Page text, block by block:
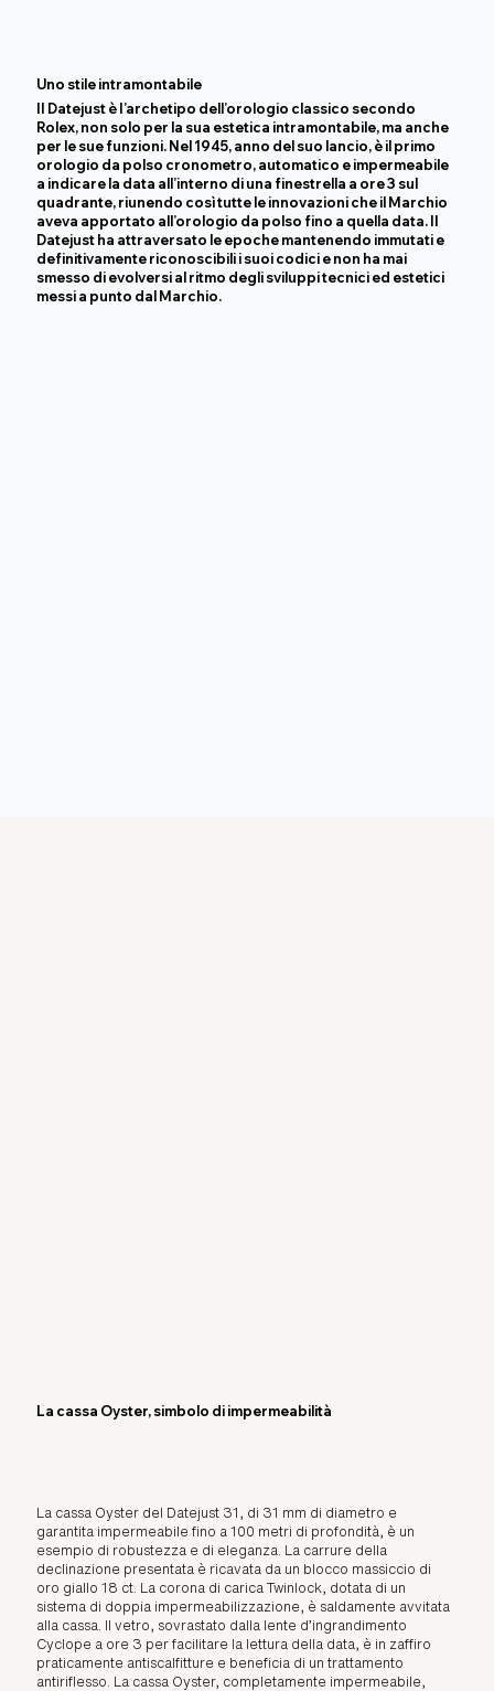
Uno stile intramontabile
II Datejust è I’archetipo dell’orologio classico secondo
Rolex, non solo per la sua estetica intramontabile, ma anche
per le sue funzioni. Nel 1945, anno del suo lancio, è il primo
orologio da polso cronometro, automatico e impermeabile
a indicare la data all’interno di una finestrella a ore 3 sul
quadrante, riunendo così tutte le innovazioni che il Marchio
aveva apportato all’orologio da polso fino a quella data. Il
Datejust ha attraversato le epoche mantenendo immutati e
definitivamente riconoscibili i suoi codici e non ha mai
smesso di evolversi al ritmo degli sviluppi tecnici ed estetici
messi a punto dal Marchio.
La cassa Oyster, simbolo di impermeabilità
La cassa Oyster del Datejust 31, di 31 mm di diametro e
garantita impermeabile fino a 100 metri di profondità, è un
esempio di robustezza e di eleganza. La carrure della
declinazione presentata è ricavata da un blocco massiccio di
oro giallo 18 ct. La corona di carica Twinlock, dotata di un
sistema di doppia impermeabilizzazione, è saldamente avvitata
alla cassa. Il vetro, sovrastato dalla lente d’ingrandimento
Cyclope a ore 3 per facilitare la lettura della data, è in zaffiro
praticamente antiscalfitture e beneficia di un trattamento
antiriflesso. La cassa Oyster, completamente impermeabile,